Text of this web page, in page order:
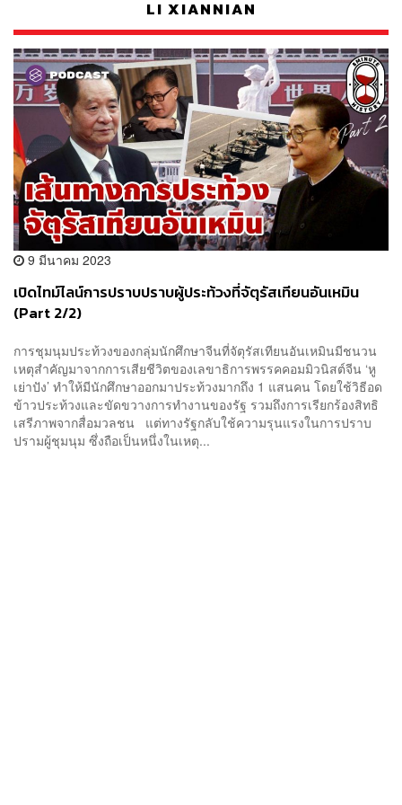
LI XIANNIAN
9 มีนาคม 2023
เปิดไทม์ไลน์การปราบปราบผู้ประท้วงที่จัตุรัสเทียนอันเหมิน
(Part 2/2)
การชุมนุมประท้วงของกลุ่มนักศึกษาจีนที่จัตุรัสเทียนอันเหมินมีชนวน
เหตุสำคัญมาจากการเสียชีวิตของเลขาธิการพรรคคอมมิวนิสต์จีน ‘หู
เย่าปัง’ ทำให้มีนักศึกษาออกมาประท้วงมากถึง 1 แสนคน โดยใช้วิธีอด
ข้าวประท้วงและขัดขวางการทำงานของรัฐ รวมถึงการเรียกร้องสิทธิ
เสรีภาพจากสื่อมวลชน แต่ทางรัฐกลับใช้ความรุนแรงในการปราบ
ปรามผู้ชุมนุม ซึ่งถือเป็นหนึ่งในเหตุ...